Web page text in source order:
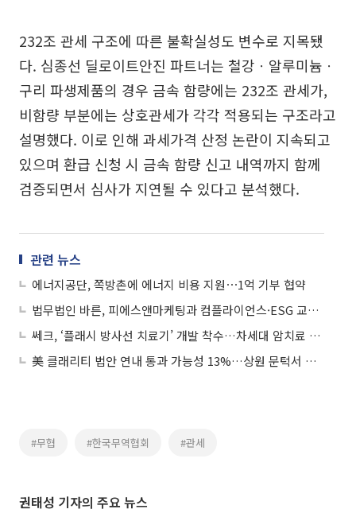
232조 관세 구조에 따른 불확실성도 변수로 지목됐
다. 심종선 딜로이트안진 파트너는 철강ㆍ알루미늄ㆍ
구리 파생제품의 경우 금속 함량에는 232조 관세가,
비함량 부분에는 상호관세가 각각 적용되는 구조라고
설명했다. 이로 인해 과세가격 산정 논란이 지속되고
있으며 환급 신청 시 금속 함량 신고 내역까지 함께
검증되면서 심사가 지연될 수 있다고 분석했다.
관련 뉴스
에너지공단, 쪽방촌에 에너지 비용 지원⋯1억 기부 협약
법무법인 바른, 피에스앤마케팅과 컴플라이언스·ESG 교육 업무협약 체결
쎄크, ‘플래시 방사선 치료기’ 개발 착수…차세대 암치료 시장 공략
美 클래리티 법안 연내 통과 가능성 13%…상원 문턱서 제동
#무협 #한국무역협회 #관세
권태성 기자의 주요 뉴스